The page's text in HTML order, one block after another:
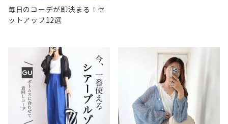
毎日のコーデが即決まる！セ
ットアップ12選